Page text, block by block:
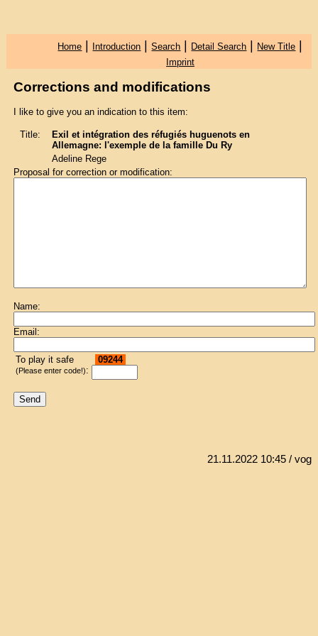
Home | Introduction |Search | Detail Search | New Title |
Imprint
Corrections and modifications
I like to give you an indication to this item:
Title:
Exil et intégration des réfugiés huguenots en
Allemagne: l'exemple de la famille Du Ry
Adeline Rege
Proposal for correction or modification:
Name:
Email:
To play it safe
(Please enter code!):
09244
21.11.2022 10:45 / vog